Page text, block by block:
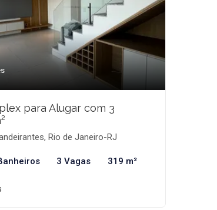
para Alugar com 3
Rio de Janeiro-RJ
3 Vagas 319 m²